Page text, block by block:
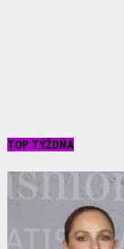
TOP TÝŽDŇA